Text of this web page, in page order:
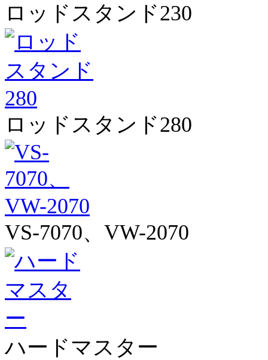
ロッドスタンド230
ロッドスタンド280
VS-7070、VW-2070
ハードマスター